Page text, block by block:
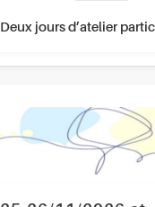
Deux jours d’atelier